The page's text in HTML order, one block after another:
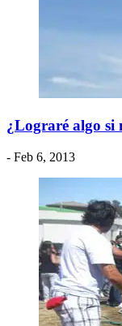
¿Lograré algo si
- Feb 6, 2013